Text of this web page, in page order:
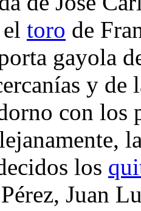
toro de
gayola
y de
con los
los
Juan